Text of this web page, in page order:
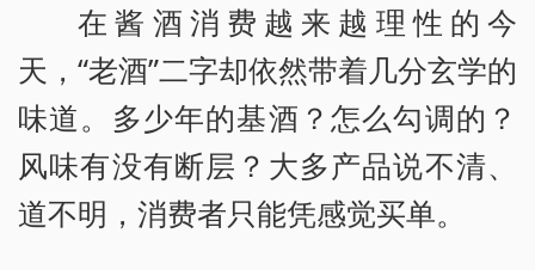
在酱酒消费越来越理性的今
天，“老酒”二字却依然带着几分玄学的
味道。多少年的基酒？怎么勾调的？
风味有没有断层？大多产品说不清、
道不明，消费者只能凭感觉买单。